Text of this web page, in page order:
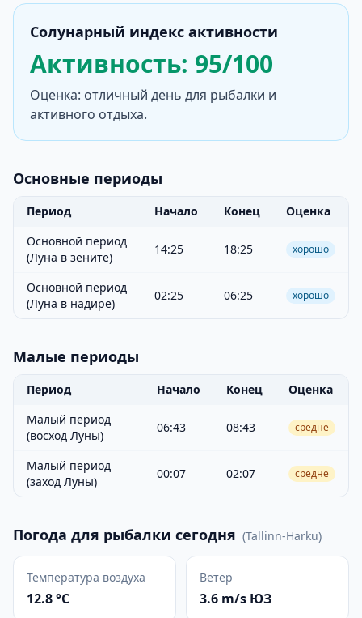
Солунарный индекс активности
Активность: 95/100
Оценка: отличный день для рыбалки и
активного отдыха.
Основные периоды
Период Начало Конец
Оценка
Основной период
(Луна в зените)
14:25 18:25 хорошо
Основной период
(Луна в надире)
02:25 06:25 хорошо
Малые периоды
Период Начало Конец
Оценка
Малый период
(восход Луны)
06:43 08:43 средне
Малый период
(заход Луны)
00:07 02:07 средне
Погода для рыбалки сегодня (Tallinn-Harku)
Температура воздуха
12.8 °C
Ветер
3.6 m/s ЮЗ